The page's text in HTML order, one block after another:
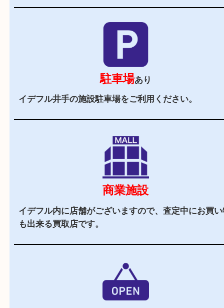
全国2,000店舗以上
全国展開している買取大吉！初めて買取店をご
お客様でも安心してご来店いただけます。
駅チカ
山城多賀駅の出入口1からすぐの買取専門店です